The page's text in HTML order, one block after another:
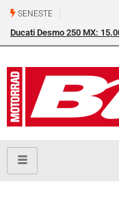
SENESTE
Ducati Desmo 250 MX: